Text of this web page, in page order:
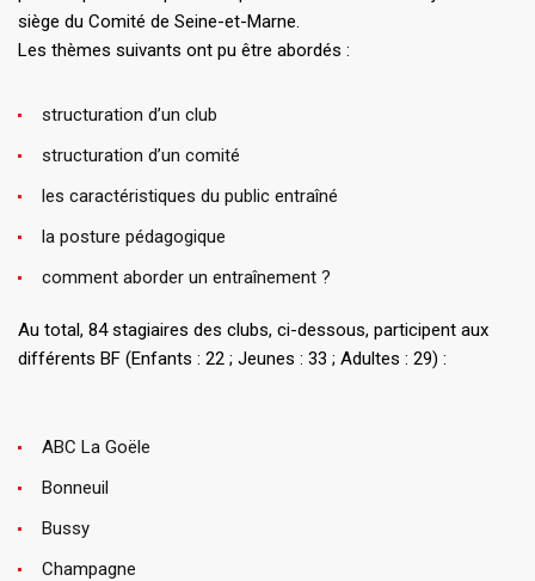
siège du Comité de Seine-et-Marne.
Les thèmes suivants ont pu être abordés :
structuration d’un club
structuration d’un comité
les caractéristiques du public entraîné
la posture pédagogique
comment aborder un entraînement ?
Au total, 84 stagiaires des clubs, ci-dessous, participent aux
différents BF (Enfants : 22 ; Jeunes : 33 ; Adultes : 29) :
ABC La Goële
Bonneuil
Bussy
Champagne